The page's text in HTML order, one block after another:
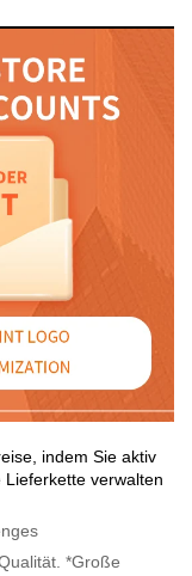
indem Sie aktiv
verwalten
*Große